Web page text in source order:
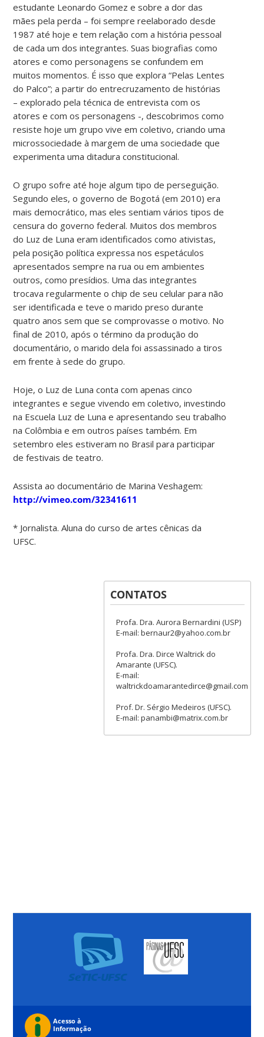
estudante Leonardo Gomez e sobre a dor das
mães pela perda – foi sempre reelaborado desde
1987 até hoje e tem relação com a história pessoal
de cada um dos integrantes. Suas biografias como
atores e como personagens se confundem em
muitos momentos. É isso que explora “Pelas Lentes
do Palco”; a partir do entrecruzamento de histórias
– explorado pela técnica de entrevista com os
atores e com os personagens -, descobrimos como
resiste hoje um grupo vive em coletivo, criando uma
microssociedade à margem de uma sociedade que
experimenta uma ditadura constitucional.
O grupo sofre até hoje algum tipo de perseguição.
Segundo eles, o governo de Bogotá (em 2010) era
mais democrático, mas eles sentiam vários tipos de
censura do governo federal. Muitos dos membros
do Luz de Luna eram identificados como ativistas,
pela posição política expressa nos espetáculos
apresentados sempre na rua ou em ambientes
outros, como presídios. Uma das integrantes
trocava regularmente o chip de seu celular para não
ser identificada e teve o marido preso durante
quatro anos sem que se comprovasse o motivo. No
final de 2010, após o término da produção do
documentário, o marido dela foi assassinado a tiros
em frente à sede do grupo.
Hoje, o Luz de Luna conta com apenas cinco
integrantes e segue vivendo em coletivo, investindo
na Escuela Luz de Luna e apresentando seu trabalho
na Colômbia e em outros países também. Em
setembro eles estiveram no Brasil para participar
de festivais de teatro.
Assista ao documentário de Marina Veshagem:
http://vimeo.com/32341611
* Jornalista. Aluna do curso de artes cênicas da
UFSC.
CONTATOS
Profa. Dra. Aurora Bernardini (USP)
E-mail: bernaur2@yahoo.com.br
Profa. Dra. Dirce Waltrick do
Amarante (UFSC).
E-mail:
waltrickdoamarantedirce@gmail.com
Prof. Dr. Sérgio Medeiros (UFSC).
E-mail: panambi@matrix.com.br